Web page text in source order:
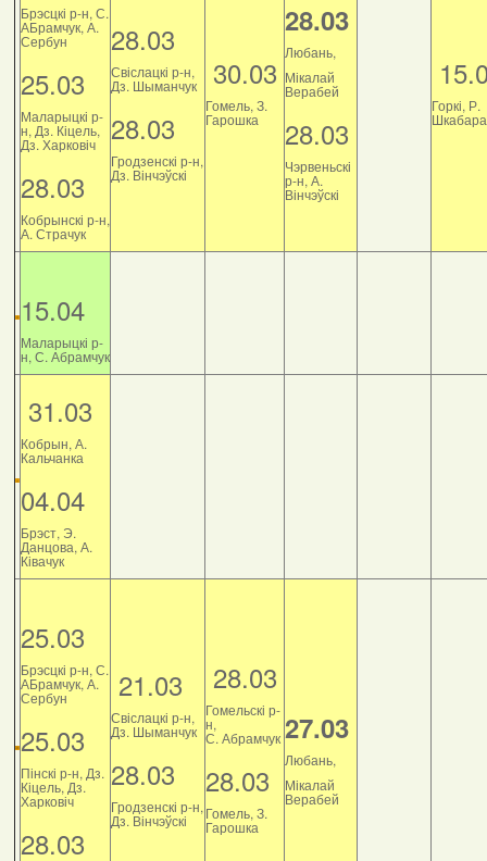
Брэсцкі р-н, С.
АБрамчук, А.
Сербун
25.03
Маларыцкі р-
н, Дз. Кіцель,
Дз. Харковіч
28.03
Кобрынскі р-н,
А. Страчук
28.03
Свіслацкі р-н,
Дз. Шыманчук
28.03
Гродзенскі р-н,
Дз. Вінчэўскі
30.03
Гомель, З.
Гарошка
28.03
Любань,
Мікалай
Верабей
28.03
Чэрвеньскі
р-н, А.
Вінчэўскі
Горкі, Р.
Шкабара
15.04
Маларыцкі р-
н, С. Абрамчук
31.03
Кобрын, А.
Кальчанка
04.04
Брэст, Э.
Данцова, А.
Ківачук
25.03
Брэсцкі р-н, С.
АБрамчук, А.
Сербун
25.03
Пінскі р-н, Дз.
Кіцель, Дз.
Харковіч
28.03
21.03
Свіслацкі р-н,
Дз. Шыманчук
28.03
Гродзенскі р-н,
Дз. Вінчэўскі
28.03
Гомельскі р-
н,
С. Абрамчук
28.03
Гомель, З.
Гарошка
27.03
Любань,
Мікалай
Верабей